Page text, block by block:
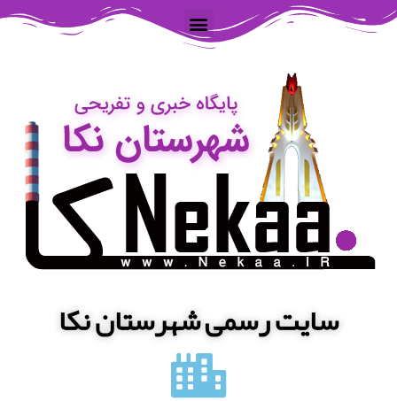
سایت رسمی شهرستان نکا